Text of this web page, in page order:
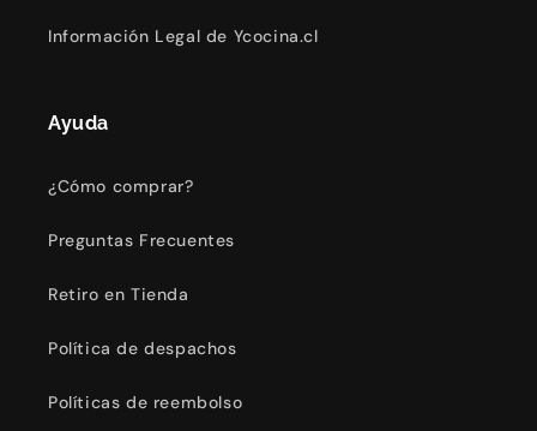
Información Legal de Ycocina.cl
Ayuda
¿Cómo comprar?
Preguntas Frecuentes
Retiro en Tienda
Política de despachos
Políticas de reembolso